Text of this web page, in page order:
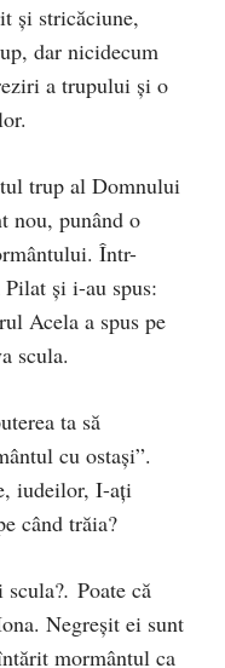
și stricăciune,
dar nicidecum
a trupului și o
trup al Domnului
nou, punând o
Într-
și i-au spus:
Acela a spus pe
scula.
ta să
cu ostași”.
iudeilor, I-ați
când trăia?
scula?. Poate că
Negreșit ei sunt
mormântul ca